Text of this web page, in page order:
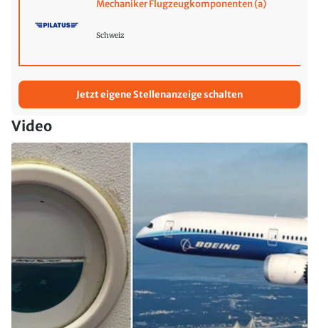
Mechaniker Flugzeugkomponenten (a)
Schweiz
Jetzt eigene Stellenanzeige schalten
Video